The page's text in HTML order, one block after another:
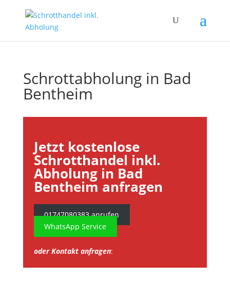
Schrottabholung in Bad
Bentheim
Jetzt kostenlose
Schrotthandel inkl.
Abholung in Bad
Bentheim anfragen
01747080383 anrufen
WhatsApp Service
oder Kontakt anfragen: